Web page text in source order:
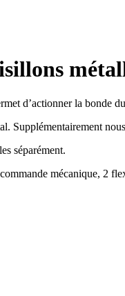
d’actionner la bonde
Supplémentairement
séparément.
mécanique, 2